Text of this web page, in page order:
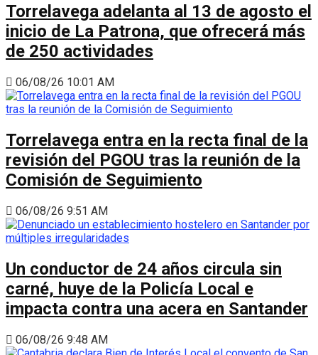
Torrelavega adelanta al 13 de agosto el
inicio de La Patrona, que ofrecerá más
de 250 actividades
06/08/26 10:01 AM
Torrelavega entra en la recta final de la
revisión del PGOU tras la reunión de la
Comisión de Seguimiento
06/08/26 9:51 AM
Un conductor de 24 años circula sin
carné, huye de la Policía Local e
impacta contra una acera en Santander
06/08/26 9:48 AM